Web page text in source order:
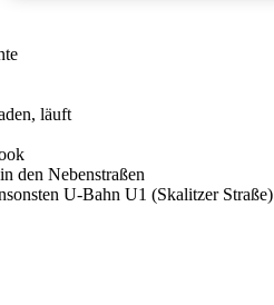
läuft
den Nebenstraßen
U-Bahn U1 (Skalitzer Straße)